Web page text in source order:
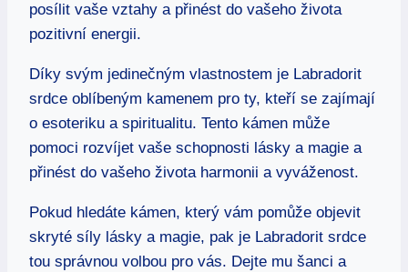
posílit vaše vztahy a přinést do vašeho života
pozitivní energii.
Díky svým jedinečným vlastnostem je Labradorit
srdce oblíbeným kamenem pro ty, kteří se zajímají
o esoteriku a spiritualitu. Tento kámen může
pomoci rozvíjet vaše schopnosti lásky a magie a
přinést do vašeho života harmonii a vyváženost.
Pokud hledáte kámen, který vám pomůže objevit
skryté síly lásky a magie, pak je Labradorit srdce
tou správnou volbou pro vás. Dejte mu šanci a